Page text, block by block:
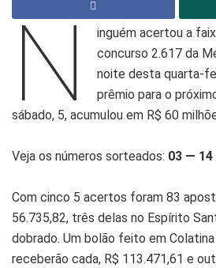
N
inguém acertou a
concurso 2.617 da
noite desta quarta-
prêmio para o
sábado, 5, acumulou em R$ 60
Veja os números sorteados: 03 —
Com cinco 5 acertos foram 83
56.735,82, três delas no Espírito
dobrado. Um bolão feito em
receberão cada, R$ 113.471,61 e